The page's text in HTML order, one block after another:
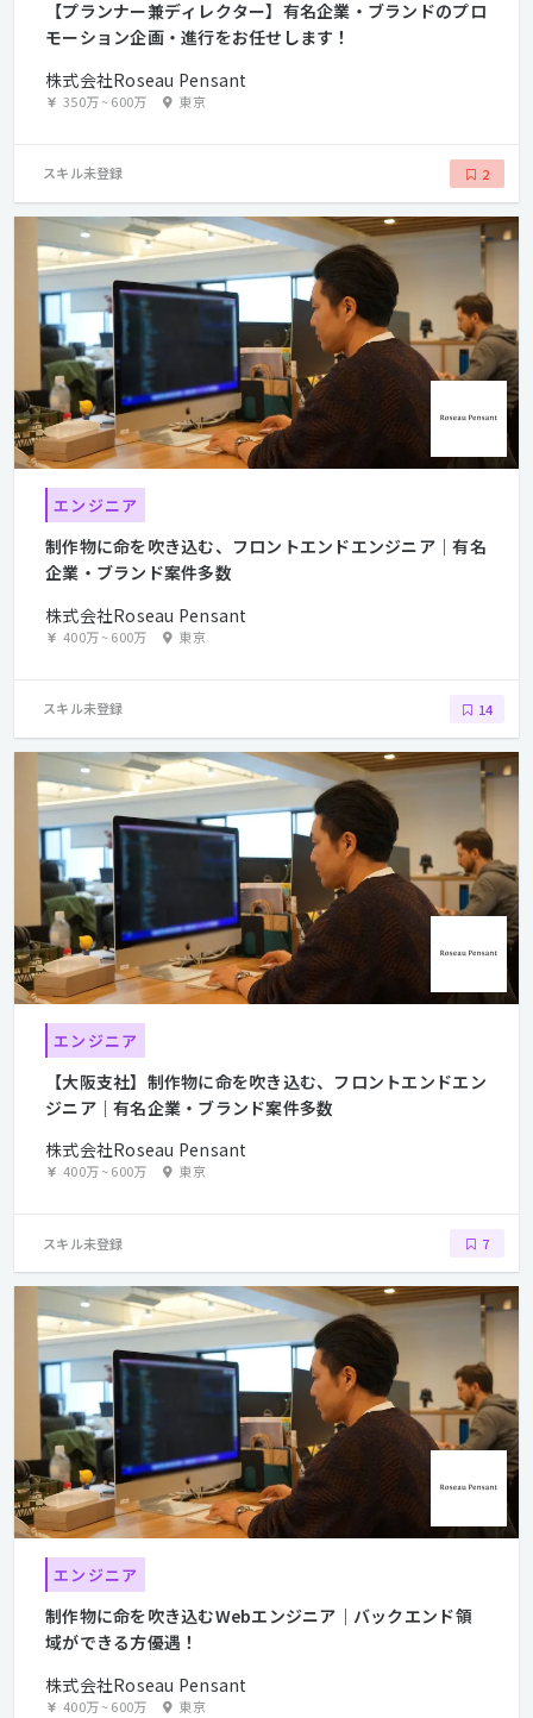
【プランナー兼ディレクター】有名企業・ブランドのプロ
モーション企画・進行をお任せします！
株式会社Roseau Pensant
350万~600万 東京
スキル未登録 2
エンジニア
制作物に命を吹き込む、フロントエンドエンジニア｜有名
企業・ブランド案件多数
株式会社Roseau Pensant
400万~600万 東京
スキル未登録 14
エンジニア
【大阪支社】制作物に命を吹き込む、フロントエンドエン
ジニア｜有名企業・ブランド案件多数
株式会社Roseau Pensant
400万~600万 東京
スキル未登録 7
エンジニア
制作物に命を吹き込むWebエンジニア｜バックエンド領
域ができる方優遇！
株式会社Roseau Pensant
400万~600万 東京